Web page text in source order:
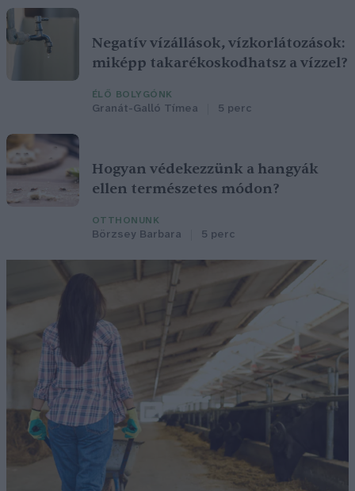
Negatív vízállások, vízkorlátozások:
miképp takarékoskodhatsz a vízzel?
ÉLŐ BOLYGÓNK
Granát-Galló Tímea 5 perc
Hogyan védekezzünk a hangyák
ellen természetes módon?
OTTHONUNK
Börzsey Barbara 5 perc